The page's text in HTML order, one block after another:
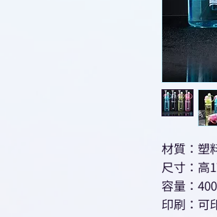
材質：塑
尺寸：高
容量：
印刷：可